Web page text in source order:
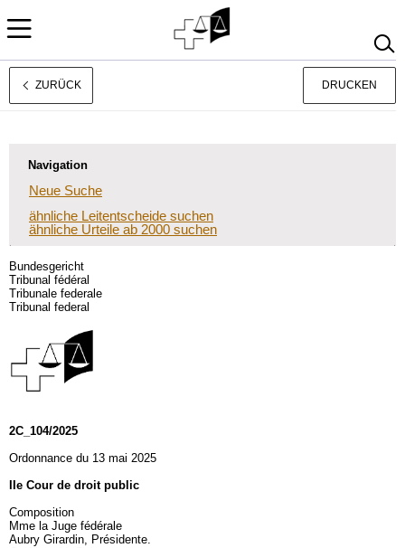
Français
ZURÜCK DRUCKEN
Navigation
Neue Suche
ähnliche Leitentscheide suchen
ähnliche Urteile ab 2000 suchen
Bundesgericht
Tribunal fédéral
Tribunale federale
Tribunal federal
2C_104/2025
Ordonnance du 13 mai 2025
IIe Cour de droit public
Composition
Mme la Juge fédérale
Aubry Girardin, Présidente.